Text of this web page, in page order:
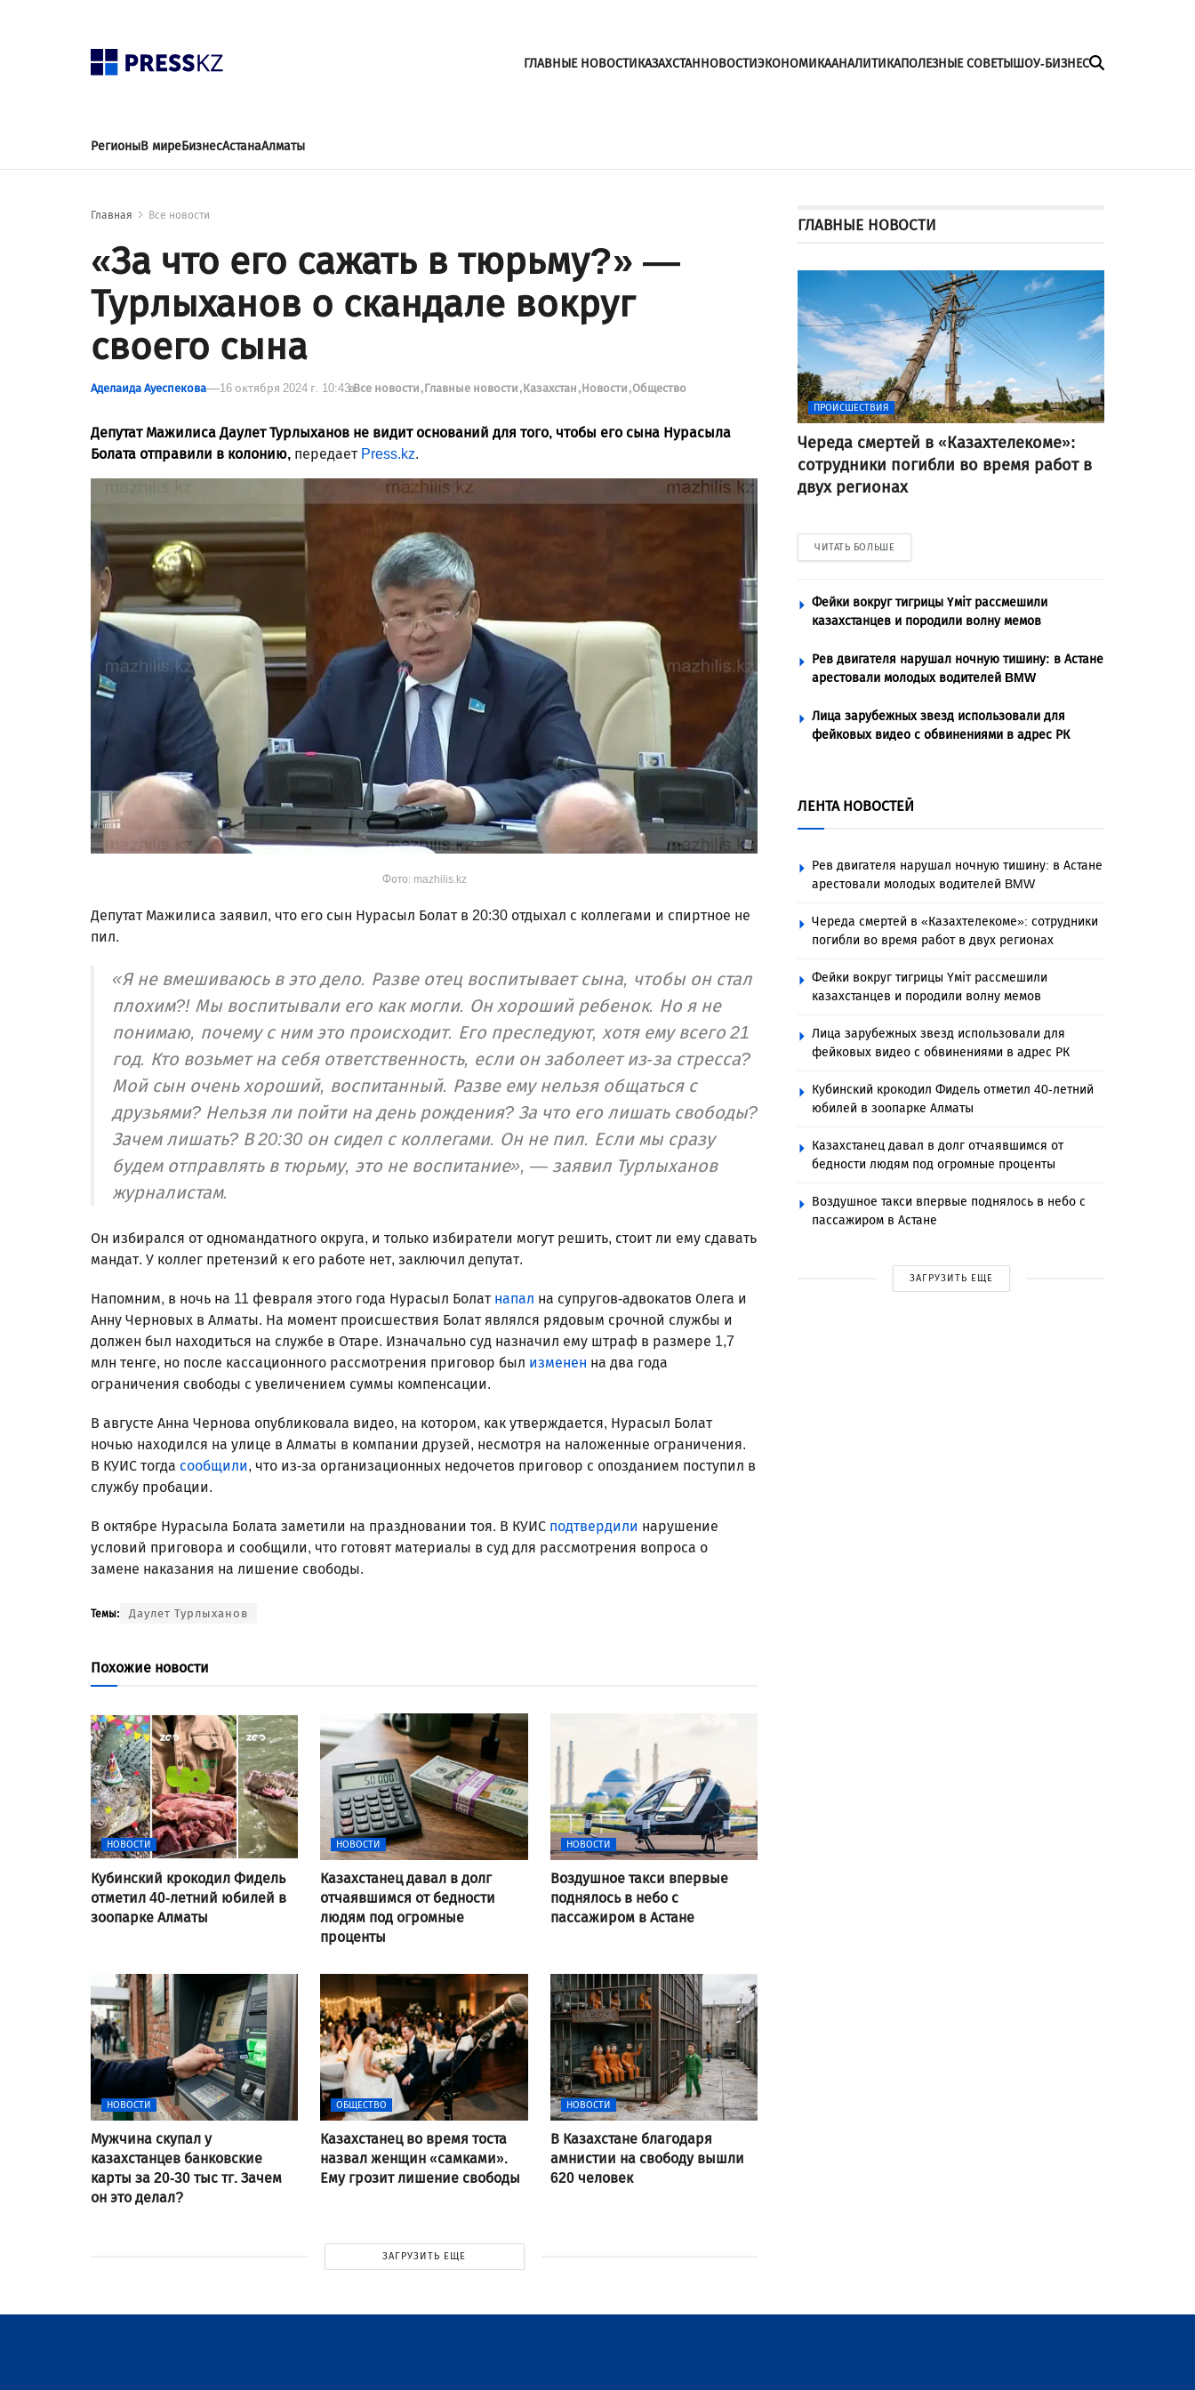
ГЛАВНЫЕ НОВОСТИКАЗАХСТАННОВОСТИЭКОНОМИКААНАЛИТИКАПОЛЕЗНЫЕ СОВЕТЫШОУ-БИЗНЕС
РегионыВ миреБизнесАстанаАлматы
Главная Все новости
«За что его сажать в тюрьму?» —
Турлыханов о скандале вокруг
своего сына
Аделаида Ауеспекова 16 октября 2024 г. 10:43вВсе новости Главные новости Казахстан НовостиОбщество
Депутат Мажилиса Даулет Турлыханов не видит оснований для того, чтобы его сына Нурасыла
Болата отправили в колонию, передает Press.kz.
Фото: mazhilis.kz
Депутат Мажилиса заявил, что его сын Нурасыл Болат в 20:30 отдыхал с коллегами и спиртное не
пил.
«Я не вмешиваюсь в это дело. Разве отец воспитывает сына, чтобы он стал
плохим?! Мы воспитывали его как могли. Он хороший ребенок. Но я не
понимаю, почему с ним это происходит. Его преследуют, хотя ему всего 21
год. Кто возьмет на себя ответственность, если он заболеет из-за стресса?
Мой сын очень хороший, воспитанный. Разве ему нельзя общаться с
друзьями? Нельзя ли пойти на день рождения? За что его лишать свободы?
Зачем лишать? В 20:30 он сидел с коллегами. Он не пил. Если мы сразу
будем отправлять в тюрьму, это не воспитание», — заявил Турлыханов
журналистам.
Он избирался от одномандатного округа, и только избиратели могут решить, стоит ли ему сдавать
мандат. У коллег претензий к его работе нет, заключил депутат.
Напомним, в ночь на 11 февраля этого года Нурасыл Болат напал на супругов-адвокатов Олега и
Анну Черновых в Алматы. На момент происшествия Болат являлся рядовым срочной службы и
должен был находиться на службе в Отаре. Изначально суд назначил ему штраф в размере 1,7
млн тенге, но после кассационного рассмотрения приговор был изменен на два года
ограничения свободы с увеличением суммы компенсации.
В августе Анна Чернова опубликовала видео, на котором, как утверждается, Нурасыл Болат
ночью находился на улице в Алматы в компании друзей, несмотря на наложенные ограничения.
В КУИС тогда сообщили, что из-за организационных недочетов приговор с опозданием поступил в
службу пробации.
В октябре Нурасыла Болата заметили на праздновании тоя. В КУИС подтвердили нарушение
условий приговора и сообщили, что готовят материалы в суд для рассмотрения вопроса о
замене наказания на лишение свободы.
Темы: Даулет Турлыханов
Похожие новости
НОВОСТИ
Кубинский крокодил Фидель
отметил 40-летний юбилей в
зоопарке Алматы
НОВОСТИ
Казахстанец давал в долг
отчаявшимся от бедности
людям под огромные
проценты
НОВОСТИ
Воздушное такси впервые
поднялось в небо с
пассажиром в Астане
НОВОСТИ
Мужчина скупал у
казахстанцев банковские
карты за 20-30 тыс тг. Зачем
он это делал?
ОБЩЕСТВО
Казахстанец во время тоста
назвал женщин «самками».
Ему грозит лишение свободы
НОВОСТИ
В Казахстане благодаря
амнистии на свободу вышли
620 человек
ЗАГРУЗИТЬ ЕЩЕ
ГЛАВНЫЕ НОВОСТИ
ПРОИСШЕСТВИЯ
Череда смертей в «Казахтелекоме»:
сотрудники погибли во время работ в
двух регионах
ЧИТАТЬ БОЛЬШЕ
Фейки вокруг тигрицы Үміт рассмешили
казахстанцев и породили волну мемов
Рев двигателя нарушал ночную тишину: в Астане
арестовали молодых водителей BMW
Лица зарубежных звезд использовали для
фейковых видео с обвинениями в адрес РК
ЛЕНТА НОВОСТЕЙ
Рев двигателя нарушал ночную тишину: в Астане
арестовали молодых водителей BMW
Череда смертей в «Казахтелекоме»: сотрудники
погибли во время работ в двух регионах
Фейки вокруг тигрицы Үміт рассмешили
казахстанцев и породили волну мемов
Лица зарубежных звезд использовали для
фейковых видео с обвинениями в адрес РК
Кубинский крокодил Фидель отметил 40-летний
юбилей в зоопарке Алматы
Казахстанец давал в долг отчаявшимся от
бедности людям под огромные проценты
Воздушное такси впервые поднялось в небо с
пассажиром в Астане
ЗАГРУЗИТЬ ЕЩЕ